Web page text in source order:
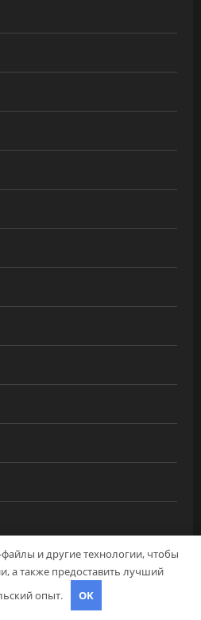
файлы и другие технологии, чтобы
а также предоставить лучший
опыт.
OK